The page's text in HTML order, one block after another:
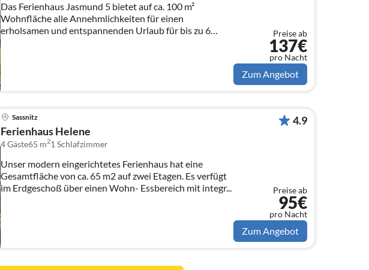
Das Ferienhaus Jasmund 5 bietet auf ca. 100 m²
Wohnfläche alle Annehmlichkeiten für einen
erholsamen und entspannenden Urlaub für bis zu 6
Preise ab
137€
pro Nacht
Zum Angebot
Sassnitz
Ferienhaus Helene
4 Gäste65 m21Schlafzimmer
Unser modern eingerichtetes Ferienhaus hat eine
Gesamtfläche von ca. 65 m2 auf zwei Etagen. Es verfügt
im Erdgeschoß über einen Wohn- Essbereich mit integr...
4.9
Preise ab
95€
pro Nacht
Zum Angebot